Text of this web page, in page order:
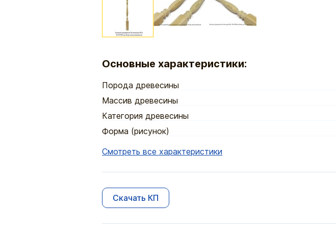
Основные характеристики:
Порода древесины
Массив древесины
Категория древесины
Форма (рисунок)
Смотреть все характеристики
Скачать КП